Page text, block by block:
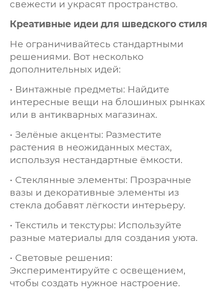
свежести и украсят пространство.
Креативные идеи для шведского стиля
Не ограничивайтесь стандартными
решениями. Вот несколько
дополнительных идей:
• Винтажные предметы: Найдите
интересные вещи на блошиных рынках
или в антикварных магазинах.
• Зелёные акценты: Разместите
растения в неожиданных местах,
используя нестандартные ёмкости.
• Стеклянные элементы: Прозрачные
вазы и декоративные элементы из
стекла добавят лёгкости интерьеру.
• Текстиль и текстуры: Используйте
разные материалы для создания уюта.
• Световые решения:
Экспериментируйте с освещением,
чтобы создать нужное настроение.